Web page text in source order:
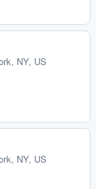
NY, US
NY, US